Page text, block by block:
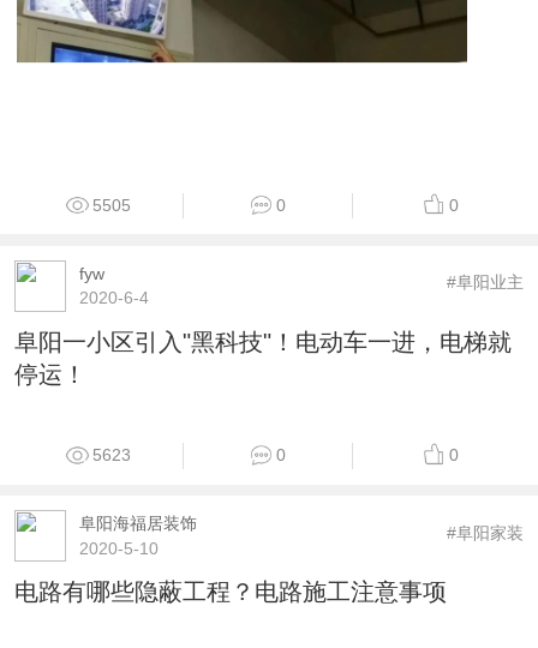
5505 0 0
fyw
2020-6-4
#阜阳业主
阜阳一小区引入"黑科技"！电动车一进，电梯就
停运！
5623 0 0
阜阳海福居装饰
2020-5-10
#阜阳家装
电路有哪些隐蔽工程？电路施工注意事项